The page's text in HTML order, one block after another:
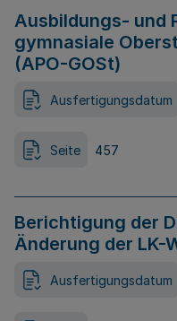
Ausbildungs- und
gymnasiale
(APO-GOSt)
Ausfertigungsdatum
Seite 457
Berichtigung der
Änderung der LK-
Ausfertigungsdatum